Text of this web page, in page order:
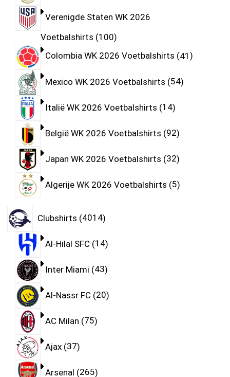
Verenigde Staten WK 2026
Voetbalshirts 100
Colombia WK 2026 Voetbalshirts 41
Mexico WK 2026 Voetbalshirts 54
Italië WK 2026 Voetbalshirts 14
België WK 2026 Voetbalshirts 92
Japan WK 2026 Voetbalshirts 32
Algerije WK 2026 Voetbalshirts 5
Clubshirts 4014
Al-Hilal SFC 14
Inter Miami 43
Al-Nassr FC 20
AC Milan 75
Ajax 37
Arsenal 265